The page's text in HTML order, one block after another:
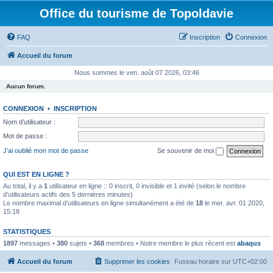
Office du tourisme de Topoldavie
FAQ Connexion
Inscription
Accueil du forum
Nous sommes le ven. août 07 2026, 03:46
Aucun forum.
CONNEXION • INSCRIPTION
Nom d’utilisateur :
Mot de passe :
J’ai oublié mon mot de passe
Se souvenir de moi
QUI EST EN LIGNE ?
Au total, il y a 1 utilisateur en ligne :: 0 inscrit, 0 invisible et 1 invité (selon le nombre
d’utilisateurs actifs des 5 dernières minutes)
Le nombre maximal d’utilisateurs en ligne simultanément a été de 18 le mer. avr. 01 2020,
15:18
STATISTIQUES
1897 messages • 380 sujets • 368 membres • Notre membre le plus récent est abaqus
Accueil du forum Fuseau horaire sur UTC+02:00
Supprimer les cookies